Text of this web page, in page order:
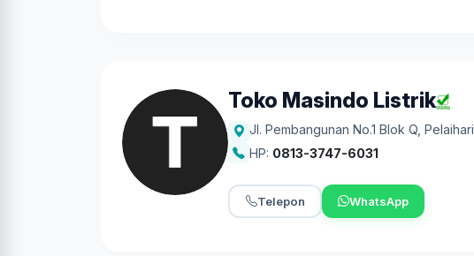
Toko Masindo Listrik
Jl. Pembangunan No.1 Blok Q Pelaihari
HP: 0813-3747-6031
Telepon WhatsApp